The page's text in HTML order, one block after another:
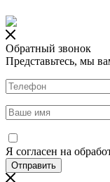
Обратный звонок
Представьтесь, мы
Я согласен на